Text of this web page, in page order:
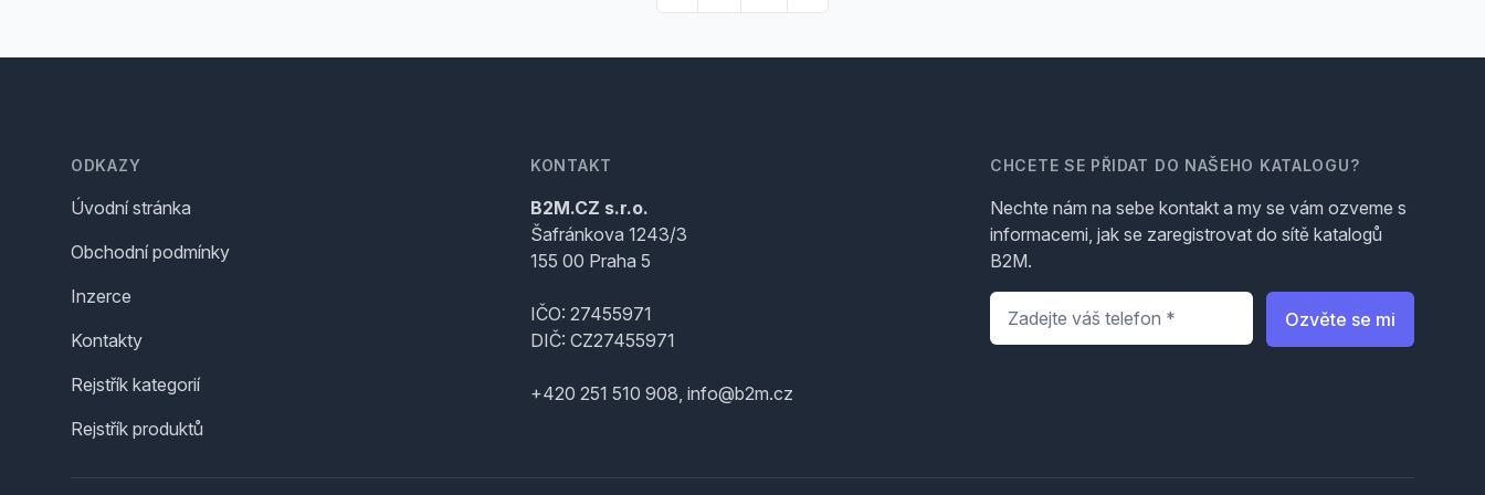
ODKAZY
Úvodní stránka
Obchodní podmínky
Inzerce
Kontakty
Rejstřík kategorií
Rejstřík produktů
KONTAKT
B2M.CZ s.r.o.
Šafránkova 1243/3
155 00 Praha 5
IČO: 27455971
DIČ: CZ27455971
+420 251 510 908, info@b2m.cz
CHCETE SE PŘIDAT DO NAŠEHO KATALOGU?
Nechte nám na sebe kontakt a my se vám ozveme s
informacemi, jak se zaregistrovat do sítě katalogů
B2M.
Telefon
Ozvěte se mi